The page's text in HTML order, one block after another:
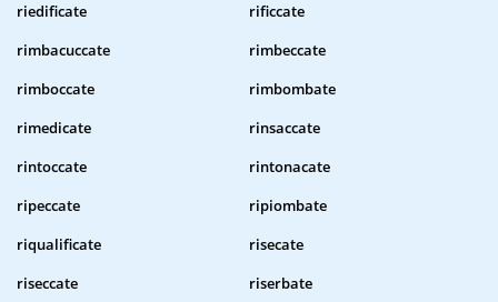
riedificate
rificcate
rimbacuccate
rimbeccate
rimboccate
rimbombate
rimedicate
rinsaccate
rintoccate
rintonacate
ripeccate
ripiombate
riqualificate
risecate
riseccate
riserbate